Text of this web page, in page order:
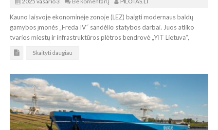
Kauno laisvoje ekonominėje zonoje (LEZ) baigti modernaus baldų
gamybos įmonės „Freda IV“ sandėlio statybos darbai. Juos atliko
tvarios miestų ir infrastruktūros plėtros bendrovė „YIT Lietuva“,
Skaityti daugiau